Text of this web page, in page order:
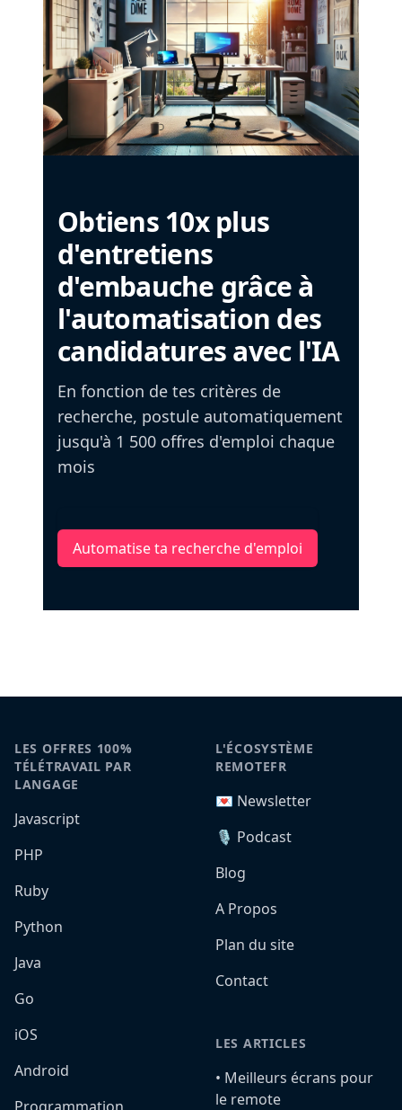
Obtiens 10x plus
d'entretiens
d'embauche grâce à
l'automatisation des
candidatures avec l'IA
En fonction de tes critères de
recherche, postule automatiquement
jusqu'à 1 500 offres d'emploi chaque
mois
Automatise ta recherche d'emploi
LES OFFRES 100%
TÉLÉTRAVAIL PAR
LANGAGE
Javascript
PHP
Ruby
Python
Java
Go
iOS
Android
L'ÉCOSYSTÈME
REMOTEFR
💌 Newsletter
🎙️ Podcast
Blog
A Propos
Plan du site
Contact
LES ARTICLES
•️ Meilleurs écrans pour
le remote